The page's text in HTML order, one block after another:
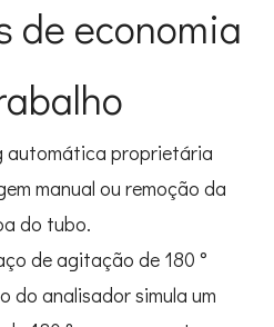
de economia
automática proprietária
manual ou remoção da
do tubo.
de agitação de 180 °
do analisador simula um